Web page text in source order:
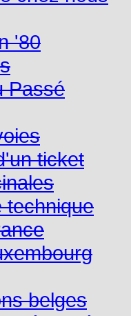
'80
Passé
ticket
technique
belges